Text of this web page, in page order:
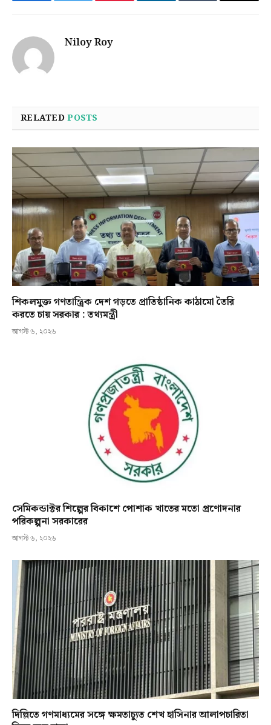
Niloy Roy
RELATEDPOSTS
শিকলমুক্ত গণতান্ত্রিক দেশ গড়তে প্রাতিষ্ঠানিক কাঠামো তৈরি
করতে চায় সরকার : তথ্যমন্ত্রী
আগস্ট ৬, ২০২৬
সেমিকন্ডাক্টর শিল্পের বিকাশে পোশাক খাতের মতো প্রণোদনার
পরিকল্পনা সরকারের
আগস্ট ৬, ২০২৬
দিল্লিতে গণমাধ্যমের সঙ্গে ক্ষমতাচ্যুত শেখ হাসিনার আলাপচারিতা